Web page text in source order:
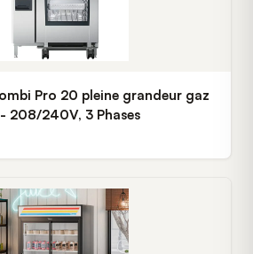
Pro 20 pleine grandeur gaz
208/240V, 3 Phases